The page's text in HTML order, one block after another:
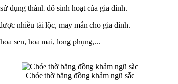
dụng thành đô sinh hoạt của gia đình.
nhiều tài lộc, may mắn cho gia đình.
sen, hoa mai, long phụng,...
Chóe thờ bằng đồng khảm ngũ sắc